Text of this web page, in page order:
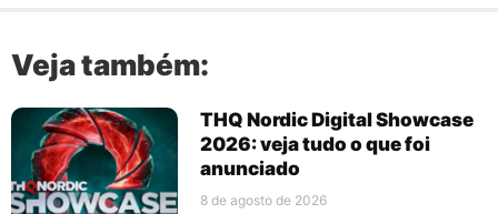
Veja também:
THQ Nordic Digital Showcase
2026: veja tudo o que foi
anunciado
8 de agosto de 2026